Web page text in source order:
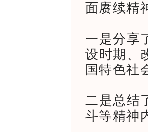
面赓续精
一是分享
设时期、
国特色社
二是总结
斗等精神